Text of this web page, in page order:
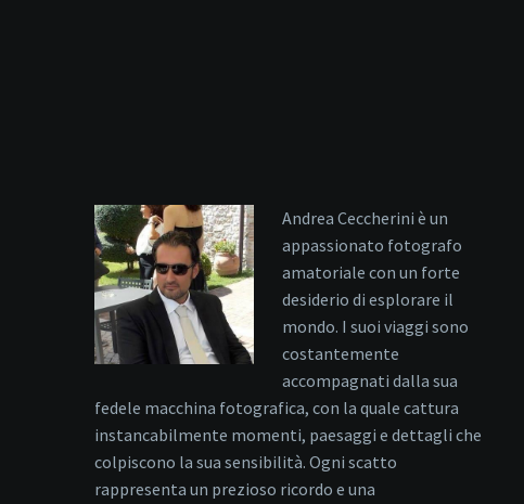
Andrea Ceccherini è un
appassionato fotografo
amatoriale con un forte
desiderio di esplorare il
mondo. I suoi viaggi sono
costantemente
accompagnati dalla sua
fedele macchina fotografica, con la quale cattura
instancabilmente momenti, paesaggi e dettagli che
colpiscono la sua sensibilità. Ogni scatto
rappresenta un prezioso ricordo e una